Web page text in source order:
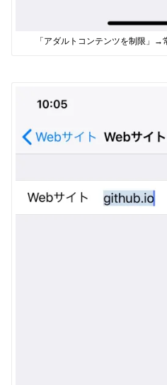
「アダルトコンテンツを制限」→